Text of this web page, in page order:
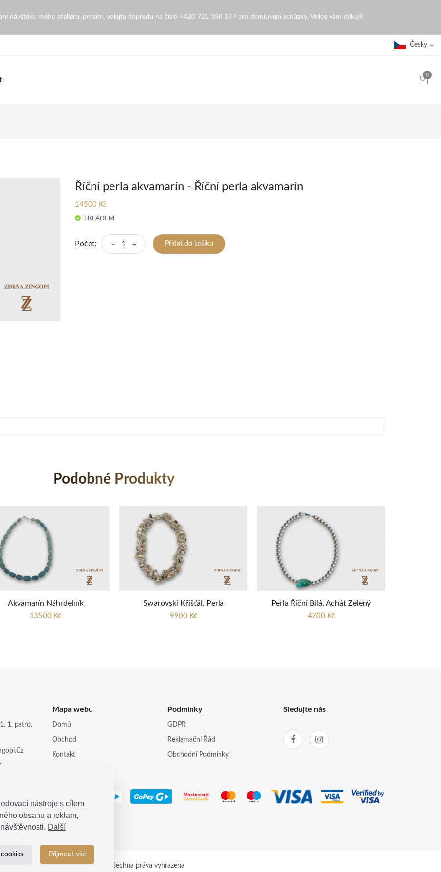
návštěvu mého ateliéru, prosím, volejte dopředu na číslo +420 721 350 177 pro domluvení schůzky. Velice vám děkuji!
Česky
0
Říční perla akvamarín - Říční perla akvamarín
14500 Kč
SKLADEM
Počet: - + Přidat do košíku
Podobné Produkty
Akvamarín Náhrdelník
13500 Kč
Swarovski Křišťál, Perla
9900 Kč
Perla Říční Bílá, Achát Zelený
4700 Kč
1. patro,
Mapa webu
Domů
Obchod
Kontakt
Podmínky
GDPR
Reklamační Řád
Obchodní Podmínky
Sledujte nás
© 2021Kosina s.r.o. | Všechna práva vyhrazena
nástroje s cílem
obsahu a reklam,
Další
Přijmout vše